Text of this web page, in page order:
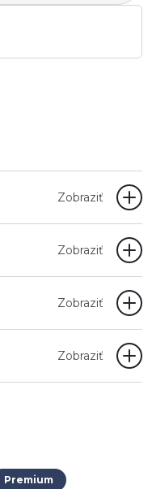
Zobraziť
Zobraziť
Zobraziť
Zobraziť
Premium